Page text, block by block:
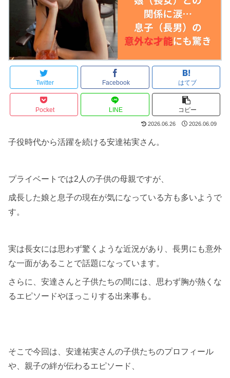
Twitter Facebook はてブ
Pocket LINE コピー
2026.06.26 2026.06.09
子役時代から活躍を続ける安達祐実さん。
プライベートでは2人の子供の母親ですが、
成長した娘と息子の現在が気になっている方も多いようで
す。
実は長女には思わず驚くような近況があり、長男にも意外
な一面があることで話題になっています。
さらに、安達さんと子供たちの間には、思わず胸が熱くな
るエピソードやほっこりする出来事も。
そこで今回は、安達祐実さんの子供たちのプロフィール
や、親子の絆が伝わるエピソード、